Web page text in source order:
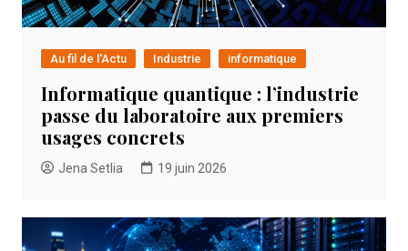
Au fil de l'Actu Industrie informatique
Informatique quantique : l’industrie
passe du laboratoire aux premiers
usages concrets
Jena Setlia 19 juin 2026